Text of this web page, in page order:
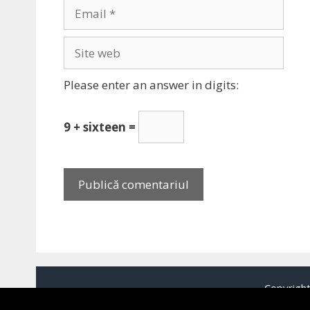
web
Please enter an answer in digits:
9 + sixteen =